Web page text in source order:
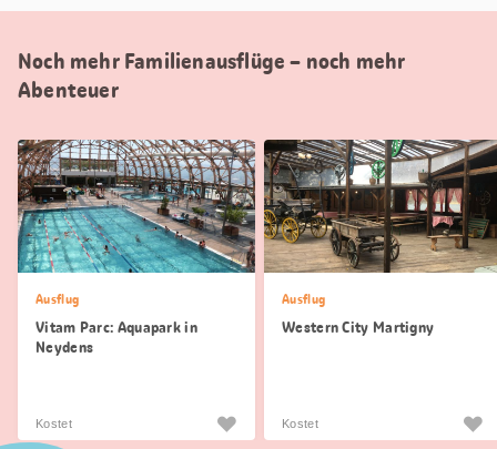
Noch mehr Familienausflüge – noch mehr
Abenteuer
Ausflug
Vitam Parc: Aquapark in
Neydens
Kostet
Ausflug
Western City Martigny
Kostet